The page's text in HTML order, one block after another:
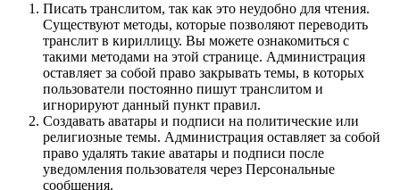
Писать транслитом, так как это неудобно для чтения.
Существуют методы, которые позволяют переводить
транслит в кириллицу. Вы можете ознакомиться с
такими методами на этой странице. Администрация
оставляет за собой право закрывать темы, в которых
пользователи постоянно пишут транслитом и
игнорируют данный пункт правил.
Создавать аватары и подписи на политические или
религиозные темы. Администрация оставляет за собой
право удалять такие аватары и подписи после
уведомления пользователя через Персональные
сообщения.